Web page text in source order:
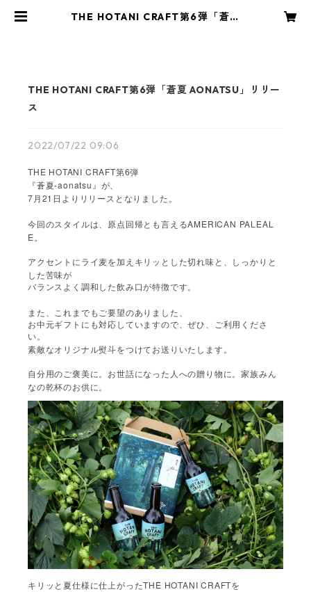
THE HOTANI CRAFT第6弾「蒼夏
THE HOTANI CRAFT第6弾「蒼夏 AONATSU」リリー
ス
2022/07/22 09:06
THE HOTANI CRAFT第6弾
『蒼夏-aonatsu 』が、
7 月 21 日よりリリースとなりました。
今回のスタイルは、原点回帰とも言えるAMERICAN PALEAL
E 。
アクセントにライ麦を加えキリッとした切れ味と、しっかりと
した苦味が
バランスよく調和した飲み口が特徴です。
また、これまでもご要望のありました、
お中元ギフトにも対応していますので、ぜひ、ご利用くださ
い。
素敵なオリジナル熨斗をつけてお送りいたします。
自分用のご褒美に。お世話になった人への贈り物に。家族みん
なの乾杯のお供に。
キリッと夏仕様に仕上がったTHE HOTANI CRAFTを